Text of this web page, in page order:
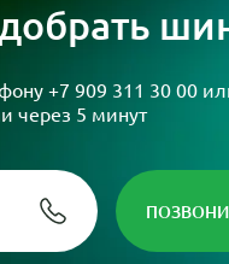
+7 909 311 30 00
через 5 минут